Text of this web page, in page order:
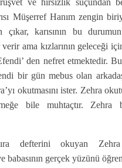
Müşerref Hanım zengin
çıkar, karısının bu
ama kızlarının geleceği
den nefret etmektedir.
bir gün mebus olan
okutmasını ister. Zehra
bile muhtaçtır. Zehra
defterini okuyan
babasının gerçek yüzünü